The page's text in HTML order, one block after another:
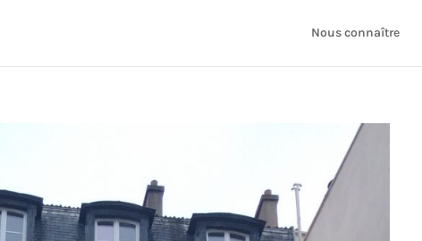
Nous connaître